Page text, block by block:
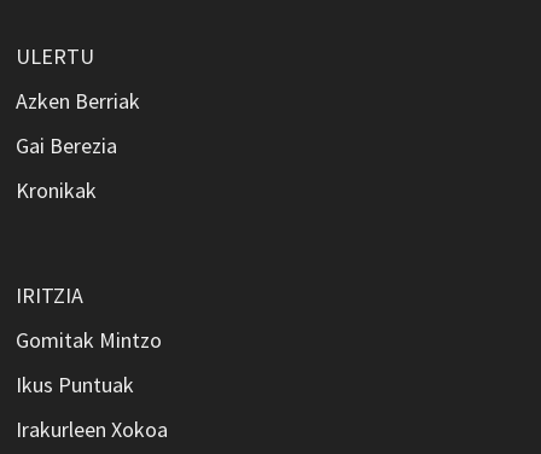
ULERTU
Azken Berriak
Gai Berezia
Kronikak
IRITZIA
Gomitak Mintzo
Ikus Puntuak
Irakurleen Xokoa